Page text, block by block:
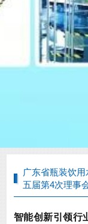
广东省瓶装饮
五届第4次理事
智能创新引领行